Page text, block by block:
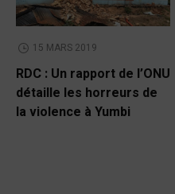
15 MARS 2019
RDC : Un rapport de l’ONU
détaille les horreurs de
la violence à Yumbi